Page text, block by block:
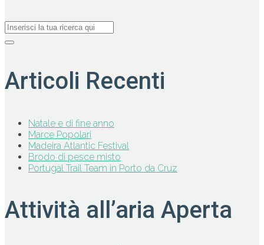
Articoli Recenti
Natale e di fine anno
Marce Popolari
Madeira Atlantic Festival
Brodo di pesce misto
Portugal Trail Team in Porto da Cruz
Attività all’aria Aperta